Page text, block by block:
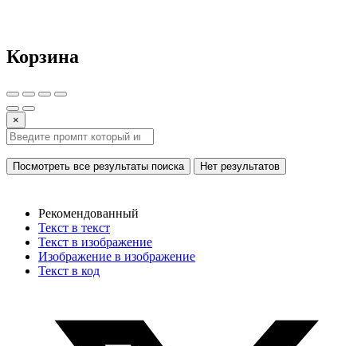
Корзина
×
Посмотреть все результаты поиска Нет результатов
Рекомендованный
Текст в текст
Текст в изображение
Изображение в изображение
Текст в код